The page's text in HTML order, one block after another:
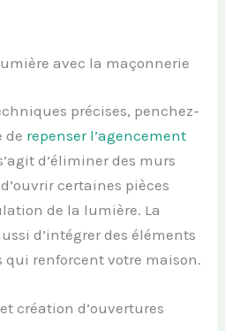
avec la maçonnerie
précises, penchez-
de repenser l’agencement
d’éliminer des murs
certaines pièces
de la lumière. La
d’intégrer des éléments
qui renforcent votre maison.
création d’ouvertures